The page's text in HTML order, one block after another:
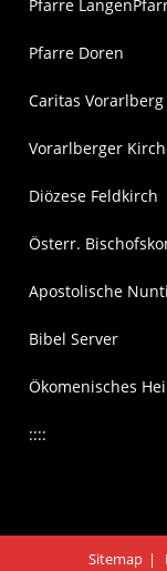
Pfarre Langen
Pfarre Doren
Caritas Vorarlberg
Vorarlberger
Diözese Feldkirch
Österr.
Apostolische
Bibel Server
Ökomenisches
::::
Sitemap